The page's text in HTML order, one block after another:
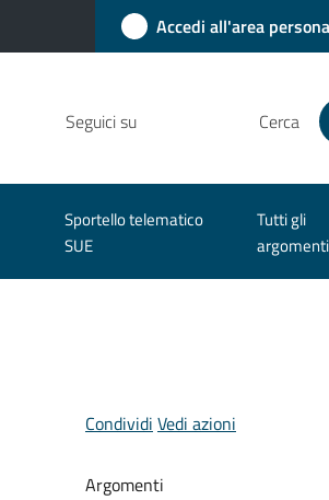
Accedi all'area
Seguici su Cerca
Sportello telematico
SUE
Tutti gli
Condividi Vedi azioni
Argomenti